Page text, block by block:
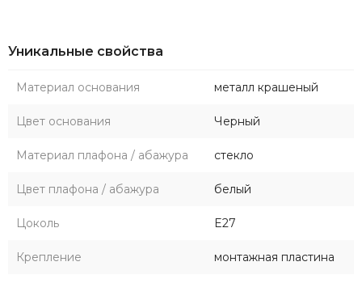
Уникальные свойства
Материал основания металл крашеный
Цвет основания Черный
Материал плафона / абажура стекло
Цвет плафона / абажура белый
Цоколь E27
Крепление монтажная пластина